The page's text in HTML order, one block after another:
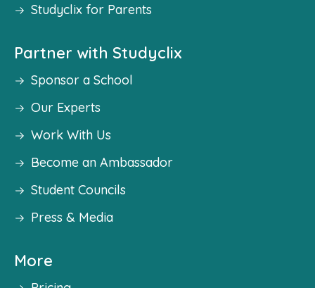
Studyclix for Parents
Partner with Studyclix
Sponsor a School
Our Experts
Work With Us
Become an Ambassador
Student Councils
Press & Media
More